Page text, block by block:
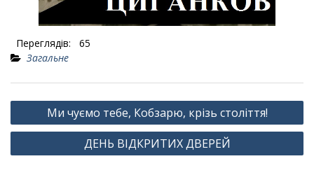
Переглядів:
65
Загальне
Навігація
записів
Ми чуємо тебе, Кобзарю, крізь століття!
ДЕНЬ ВІДКРИТИХ ДВЕРЕЙ